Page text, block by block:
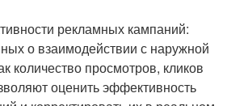
рекламных кампаний:
о взаимодействии с наружной
количество просмотров, кликов
оценить эффективность